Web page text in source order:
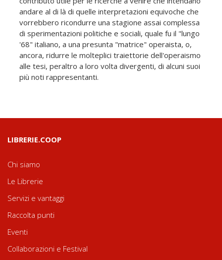
andare al di là di quelle interpretazioni equivoche che
vorrebbero ricondurre una stagione assai complessa
di sperimentazioni politiche e sociali, quale fu il "lungo
'68" italiano, a una presunta "matrice" operaista, o,
ancora, ridurre le molteplici traiettorie dell'operaismo
alle tesi, peraltro a loro volta divergenti, di alcuni suoi
più noti rappresentanti.
LIBRERIE.COOP
Chi siamo
Le Librerie
Servizi e vantaggi
Raccolta punti
Eventi
Collaborazioni e Festival